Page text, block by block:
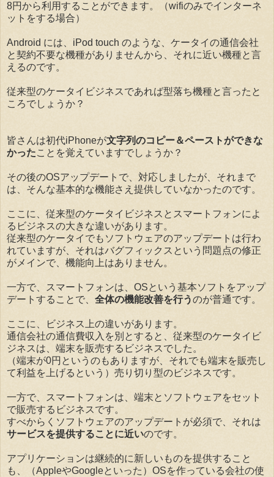
8円から利用することができます。（wifiのみでインターネ
ットをする場合）
Android には、iPod touch のような、ケータイの通信会社
と契約不要な機種がありませんから、それに近い機種と言
えるのです。
従来型のケータイビジネスであれば型落ち機種と言ったと
ころでしょうか？
皆さんは初代iPhoneが文字列のコピー＆ペーストができな
かったことを覚えていますでしょうか？
その後のOSアップデートで、対応しましたが、それまで
は、そんな基本的な機能さえ提供していなかったのです。
ここに、従来型のケータイビジネスとスマートフォンによ
るビジネスの大きな違いがあります。
従来型のケータイでもソフトウェアのアップデートは行わ
れていますが、それはバグフィックスという問題点の修正
がメインで、機能向上はありません。
一方で、スマートフォンは、OSという基本ソフトをアップ
デートすることで、 全体の機能改善を行うのが普通です。
ここに、ビジネス上の違いがあります。
通信会社の通信費収入を別とすると、従来型のケータイビ
ジネスは、端末を販売するビジネスでした。
（端末が0円というのもありますが、それでも端末を販売し
て利益を上げるという）売り切り型のビジネスです。
一方で、スマートフォンは、端末とソフトウェアをセット
で販売するビジネスです。
すべからくソフトウェアのアップデートが必須で、それは
サービスを提供することに近いのです。
アプリケーションは継続的に新しいものを提供すること
も、（AppleやGoogleといった）OSを作っている会社の使